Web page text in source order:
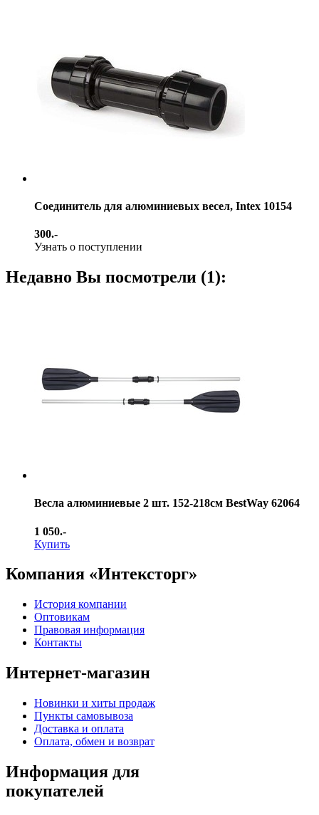
Соединитель для алюминиевых весел, Intex 10154
300.-
Узнать о поступлении
Недавно Вы посмотрели (1):
Весла алюминиевые 2 шт. 152-218см BestWay 62064
1 050.-
Купить
Компания «Интексторг»
История компании
Оптовикам
Правовая информация
Контакты
Интернет-магазин
Новинки и хиты продаж
Пункты самовывоза
Доставка и оплата
Оплата, обмен и возврат
Информация для
покупателей